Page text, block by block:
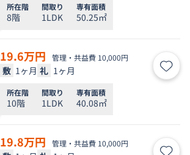
所在階
8階
間取り
1LDK
専有面積
50.25㎡
19.6万円 管理・共益費 10,000円
敷 1ヶ月 礼 1ヶ月 お気
所在階
10階
間取り
1LDK
専有面積
40.08㎡
19.8万円 管理・共益費 10,000円